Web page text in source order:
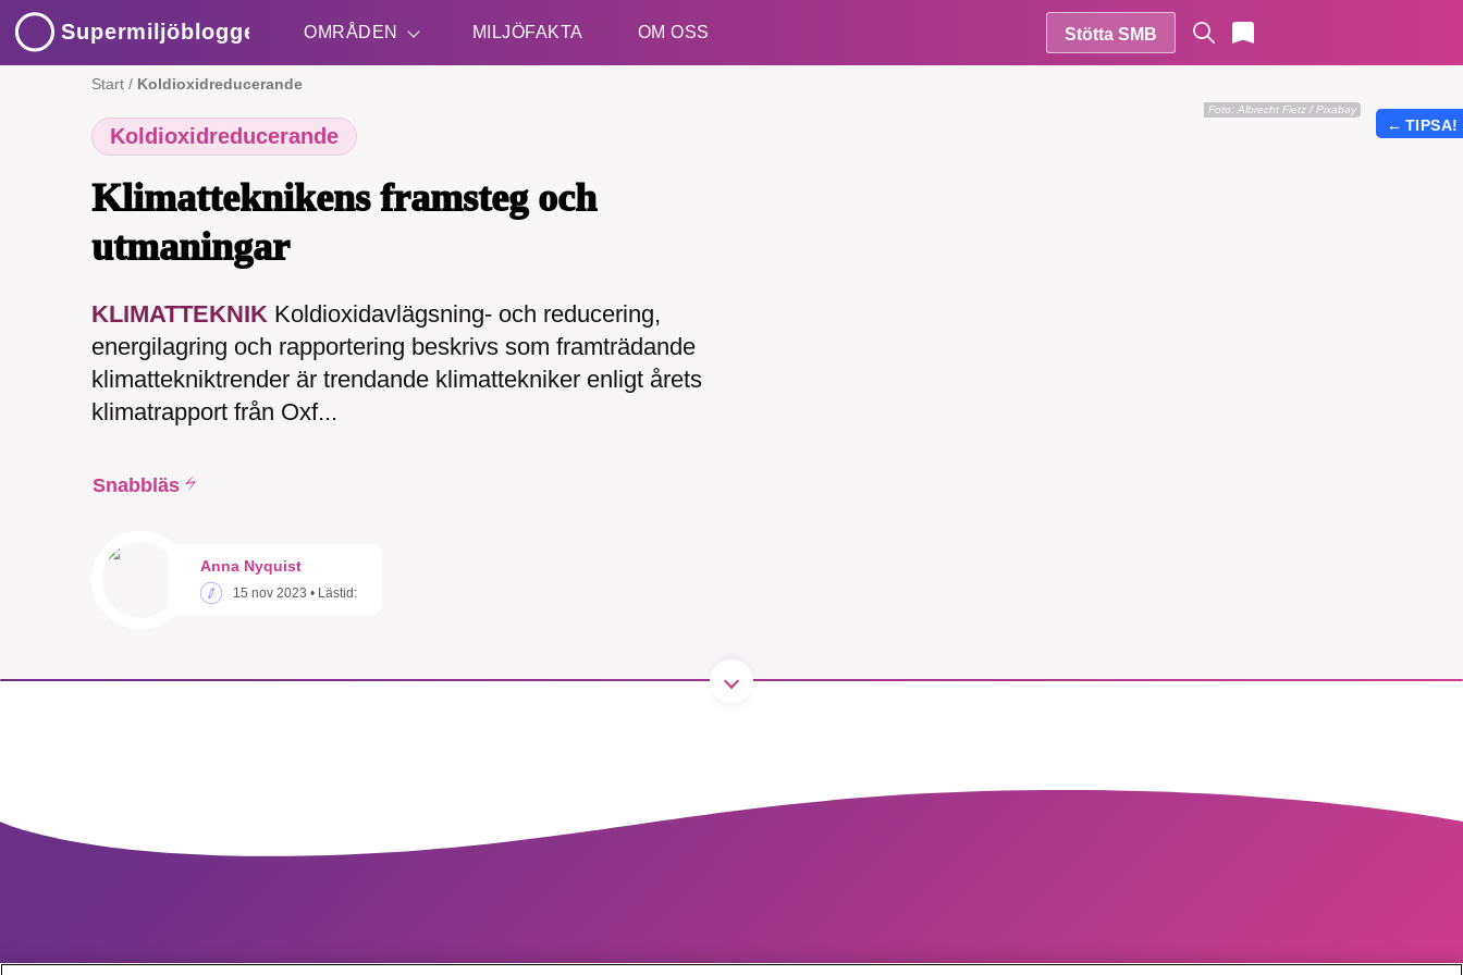
Supermiljöbloggen OMRÅDEN MILJÖFAKTA OM OSS Stötta SMB
Shift + S
Start / Koldioxidreducerande
Koldioxidreducerande
Klimatteknikens framsteg och
utmaningar
KLIMATTEKNIK Koldioxidavlägsning- och reducering,
energilagring och rapportering beskrivs som framträdande
klimattekniktrender är trendande klimattekniker enligt årets
klimatrapport från Oxf...
Snabbläs
Anna Nyquist
15 nov 2023 • Lästid:
Foto: Albrecht Fietz / Pixabay
← TIPSA!
SMB kämpar för en hållbar framtid. Sedan starten 2010 har vår
ideella redaktion drivit miljödebatten framåt genom
nyhetsbevakning och granskningar. Nu vill vi utveckla vårt
arbete – och vi hoppas att du vill hjälpa oss.